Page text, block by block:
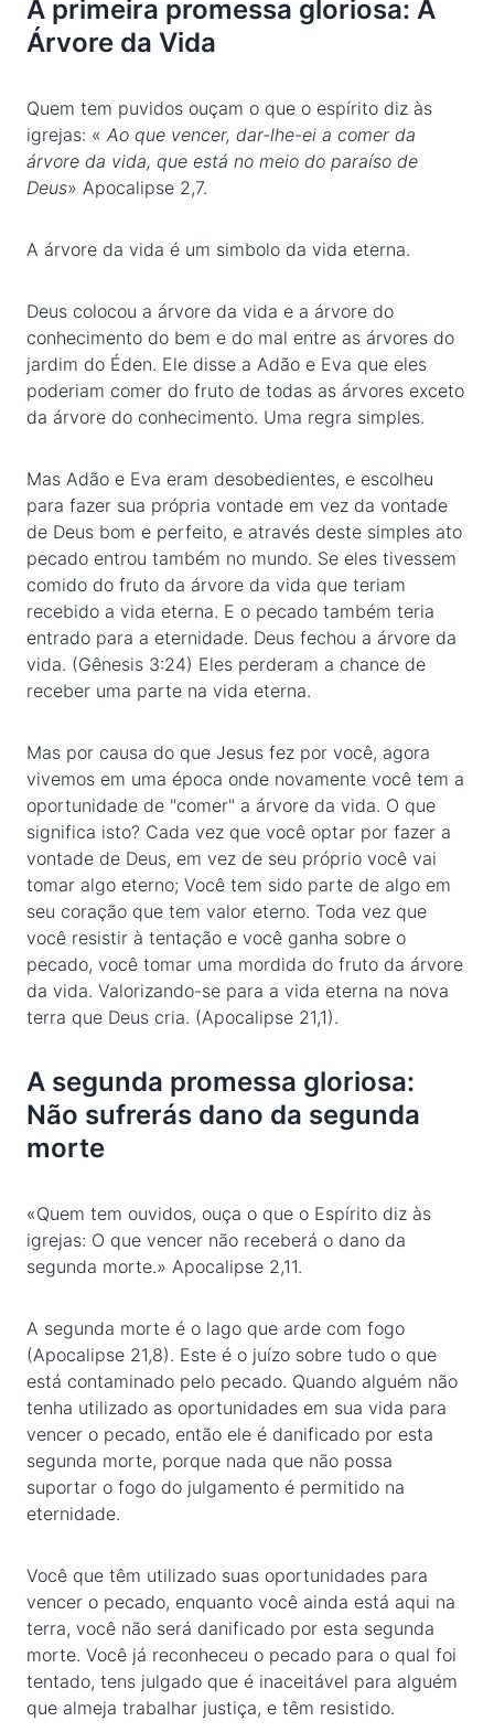
A primeira promessa gloriosa: A
Árvore da Vida
Quem tem puvidos ouçam o que o espírito diz às
igrejas: « Ao que vencer, dar-lhe-ei a comer da
árvore da vida, que está no meio do paraíso de
Deus» Apocalipse 2,7.
A árvore da vida é um simbolo da vida eterna.
Deus colocou a árvore da vida e a árvore do
conhecimento do bem e do mal entre as árvores do
jardim do Éden. Ele disse a Adão e Eva que eles
poderiam comer do fruto de todas as árvores exceto
da árvore do conhecimento. Uma regra simples.
Mas Adão e Eva eram desobedientes, e escolheu
para fazer sua própria vontade em vez da vontade
de Deus bom e perfeito, e através deste simples ato
pecado entrou também no mundo. Se eles tivessem
comido do fruto da árvore da vida que teriam
recebido a vida eterna. E o pecado também teria
entrado para a eternidade. Deus fechou a árvore da
vida. (Gênesis 3:24) Eles perderam a chance de
receber uma parte na vida eterna.
Mas por causa do que Jesus fez por você, agora
vivemos em uma época onde novamente você tem a
oportunidade de "comer" a árvore da vida. O que
significa isto? Cada vez que você optar por fazer a
vontade de Deus, em vez de seu próprio você vai
tomar algo eterno; Você tem sido parte de algo em
seu coração que tem valor eterno. Toda vez que
você resistir à tentação e você ganha sobre o
pecado, você tomar uma mordida do fruto da árvore
da vida. Valorizando-se para a vida eterna na nova
terra que Deus cria. (Apocalipse 21,1).
A segunda promessa gloriosa:
Não sufrerás dano da segunda
morte
«Quem tem ouvidos, ouça o que o Espírito diz às
igrejas: O que vencer não receberá o dano da
segunda morte.» Apocalipse 2,11.
A segunda morte é o lago que arde com fogo
(Apocalipse 21,8). Este é o juízo sobre tudo o que
está contaminado pelo pecado. Quando alguém não
tenha utilizado as oportunidades em sua vida para
vencer o pecado, então ele é danificado por esta
segunda morte, porque nada que não possa
suportar o fogo do julgamento é permitido na
eternidade.
Você que têm utilizado suas oportunidades para
vencer o pecado, enquanto você ainda está aqui na
terra, você não será danificado por esta segunda
morte. Você já reconheceu o pecado para o qual foi
tentado, tens julgado que é inaceitável para alguém
que almeja trabalhar justiça, e têm resistido.